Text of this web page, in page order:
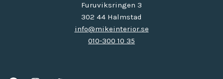
Furuviksringen 3
302 44 Halmstad
info@mikeinterior.se
010-300 10 35